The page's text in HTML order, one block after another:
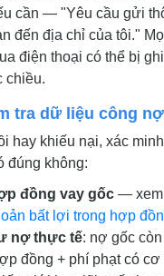
cần — "Yêu cầu gửi
đến địa chỉ của tôi."
điện thoại có thể bị
chiều.
tra dữ liệu công nợ
hay khiếu nại, xác
đúng không:
đồng vay gốc — xem
bất lợi trong hợp
nợ thực tế: nợ gốc
đồng + phí phạt có